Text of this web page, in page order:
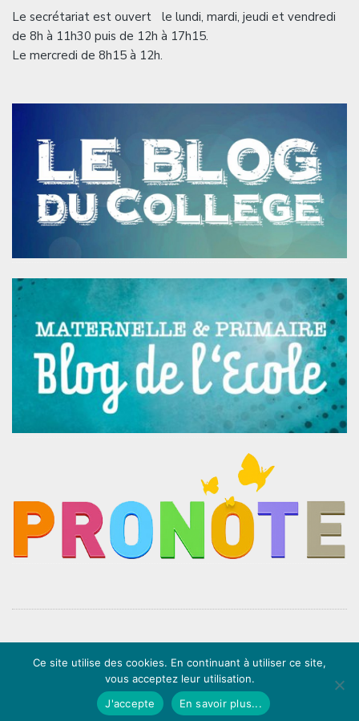
Le secrétariat est ouvert le lundi, mardi, jeudi et vendredi
de 8h à 11h30 puis de 12h à 17h15.
Le mercredi de 8h15 à 12h.
Politique de confidentialité ∙ Website by
Ce site utilise des cookies. En continuant à utiliser ce site,
vous acceptez leur utilisation.
J'accepte
En savoir plus...